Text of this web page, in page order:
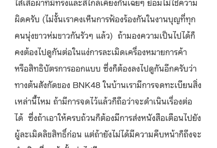
ผิดครับ (ไม่งั้นเราคงเห็นการฟ้องร้องกันในงานบุญที่ทุก
คนนุ่งขาวห่มขาวกันรัวๆ แล้ว) ถ้ามองความเป็นไปได้ก็
คงต้องไปดูกันต่อในแง่การละเมิดเครื่องหมายการค้า
หรือสิทธิบัตรการออกแบบ ซึ่งก็ต้องลงไปดูกันอีกครับว่า
ทางต้นสังกัดของ BNK48 ในบ้านเรามีการจดทะเบียนสิ่ง
เหล่านี้ไหม ถ้ามีการจดไว้แล้วก็ถือว่าจะดำเนินเรื่องต่อ
ได้ ซึ่งถ้าเอาให้ครบถ้วนก็ต้องมีการส่งหนังสือเตือนไปยัง
ผู้ละเมิดลิขสิทธิ์ก่อน แต่ถ้ายังไม่ได้มีความคืบหน้าก็ถึงจะ